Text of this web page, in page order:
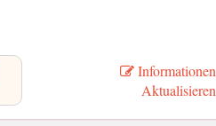
Informationen
Aktualisieren